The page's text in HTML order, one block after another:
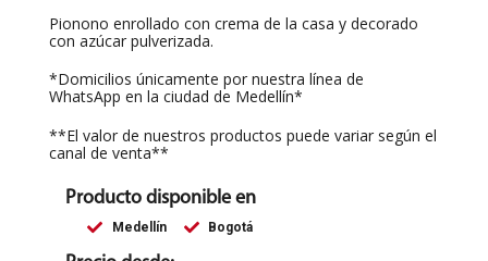
Pionono enrollado con crema de la casa y decorado
con azúcar pulverizada.
*Domicilios únicamente por nuestra línea de
WhatsApp en la ciudad de Medellín*
**El valor de nuestros productos puede variar según el
canal de venta**
Producto disponible en
Medellín Bogotá